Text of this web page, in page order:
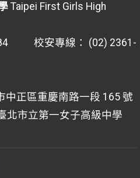
Taipei First Girls High
校安專線： (02) 2361-
中正區重慶南路一段 165 號
北市立第一女子高級中學